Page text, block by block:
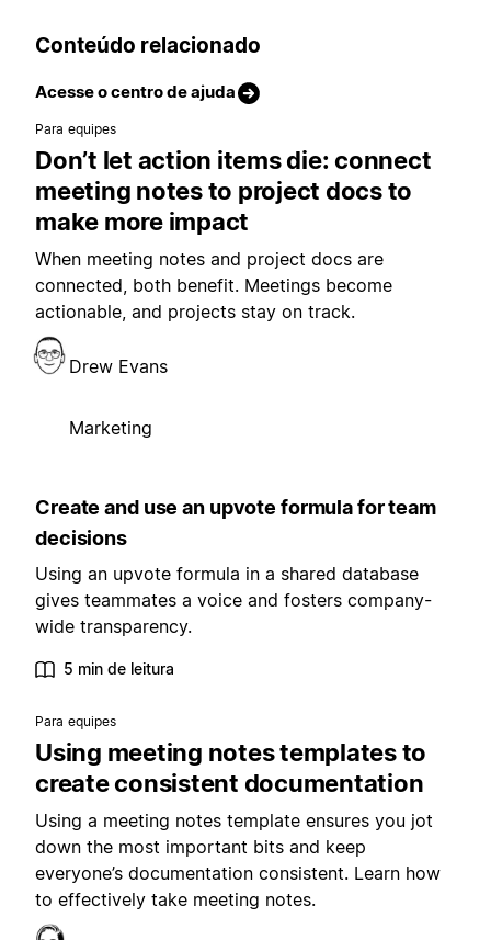
Conteúdo relacionado
Acesse o centro de ajuda
Para equipes
Don’t let action items die: connect
meeting notes to project docs to
make more impact
When meeting notes and project docs are
connected, both benefit. Meetings become
actionable, and projects stay on track.
Drew Evans
Marketing
Create and use an upvote formula for team
decisions
Using an upvote formula in a shared database
gives teammates a voice and fosters company-
wide transparency.
5 min de leitura
Para equipes
Using meeting notes templates to
create consistent documentation
Using a meeting notes template ensures you jot
down the most important bits and keep
everyone’s documentation consistent. Learn how
to effectively take meeting notes.